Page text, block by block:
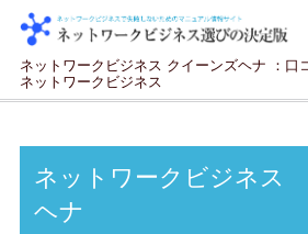
ネットワークビジネス クイーンズヘナ ：口
ネットワークビジネス
ネットワークビジネス
ヘナ